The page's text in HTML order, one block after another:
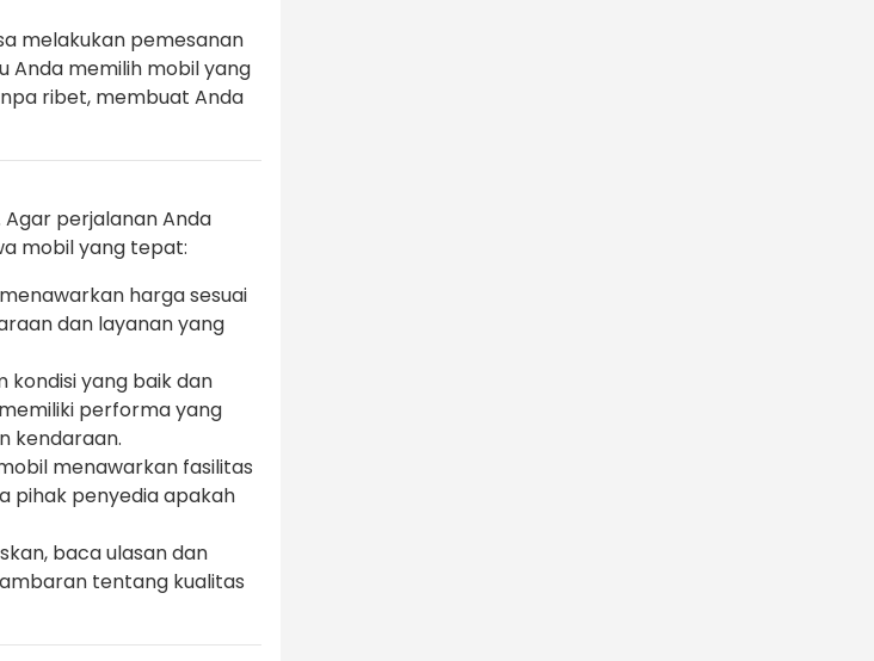
melakukan pemesanan
Anda memilih mobil yang
ribet, membuat Anda
perjalanan Anda
mobil yang tepat:
harga sesuai
dan layanan yang
kondisi yang baik dan
performa yang
kendaraan.
menawarkan fasilitas
pihak penyedia apakah
baca ulasan dan
tentang kualitas